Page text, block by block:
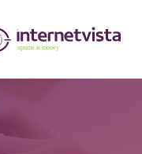
مراقبة
فيستا